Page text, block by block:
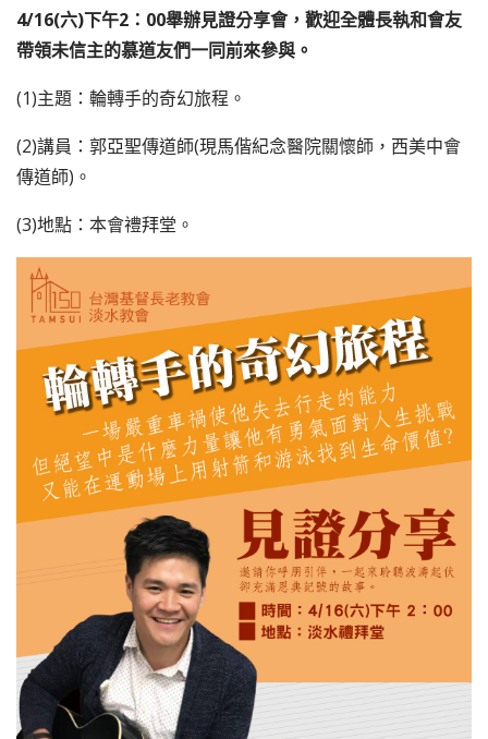
4/16(六)下午2：00舉辦見證分享會，歡迎全體長執和會友
帶領未信主的慕道友們一同前來參與。
(1)主題：輪轉手的奇幻旅程。
(2)講員：郭亞聖傳道師(現馬偕紀念醫院關懷師，西美中會
傳道師)。
(3)地點：本會禮拜堂。